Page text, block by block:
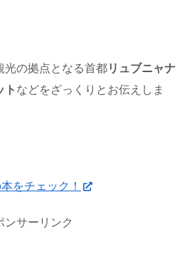
光の拠点となる首都リュブニャナ
ト などをざっくりとお伝えしま
をチェック！
ンサーリンク